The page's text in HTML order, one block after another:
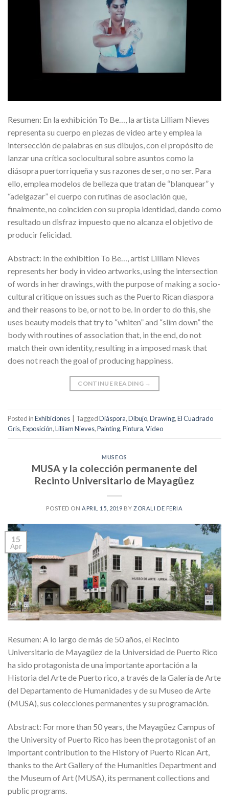
Resumen: En la exhibición To Be…, la artista Lilliam Nieves
representa su cuerpo en piezas de video arte y emplea la
intersección de palabras en sus dibujos, con el propósito de
lanzar una crítica sociocultural sobre asuntos como la
diásopra puertorriqueña y sus razones de ser, o no ser. Para
ello, emplea modelos de belleza que tratan de “blanquear” y
“adelgazar” el cuerpo con rutinas de asociación que,
finalmente, no coinciden con su propia identidad, dando como
resultado un disfraz impuesto que no alcanza el objetivo de
producir felicidad.
Abstract: In the exhibition To Be…, artist Lilliam Nieves
represents her body in video artworks, using the intersection
of words in her drawings, with the purpose of making a socio-
cultural critique on issues such as the Puerto Rican diaspora
and their reasons to be, or not to be. In order to do this, she
uses beauty models that try to “whiten” and “slim down” the
body with routines of association that, in the end, do not
match their own identity, resulting in a imposed mask that
does not reach the goal of producing happiness.
CONTINUE READING →
Posted inExhibiciones TaggedDiáspora,Dibujo,Drawing,El Cuadrado
Gris,Exposición,Lilliam Nieves,Painting,Pintura,Video
MUSEOS
MUSA y la colección permanente del
Recinto Universitario de Mayagüez
POSTED ONAPRIL 15, 2019 BYZORALI DE FERIA
15
Apr
Resumen: A lo largo de más de 50 años, el Recinto
Universitario de Mayagüez de la Universidad de Puerto Rico
ha sido protagonista de una importante aportación a la
Historia del Arte de Puerto rico, a través de la Galería de Arte
del Departamento de Humanidades y de su Museo de Arte
(MUSA), sus colecciones permanentes y su programación.
Abstract: For more than 50 years, the Mayagüez Campus of
the University of Puerto Rico has been the protagonist of an
important contribution to the History of Puerto Rican Art,
thanks to the Art Gallery of the Humanities Department and
the Museum of Art (MUSA), its permanent collections and
public programs.